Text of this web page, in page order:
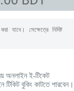
যাবে। সেক্ষেত্রে নিদিষ্ট
অনলাইন ই-টিকেট
বুকিং কাটতে পারবেন।